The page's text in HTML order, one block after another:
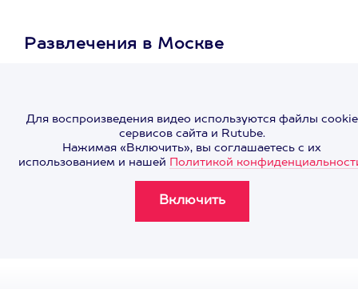
Развлечения в Москве
Для воспроизведения видео используются файлы cookie
сервисов сайта и Rutube.
Нажимая «Включить», вы соглашаетесь с их
использованием и нашей Политикой